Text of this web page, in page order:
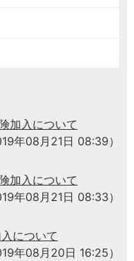
加入について
年08月21日 08:39）
加入について
年08月21日 08:33）
について
年08月20日 16:25）